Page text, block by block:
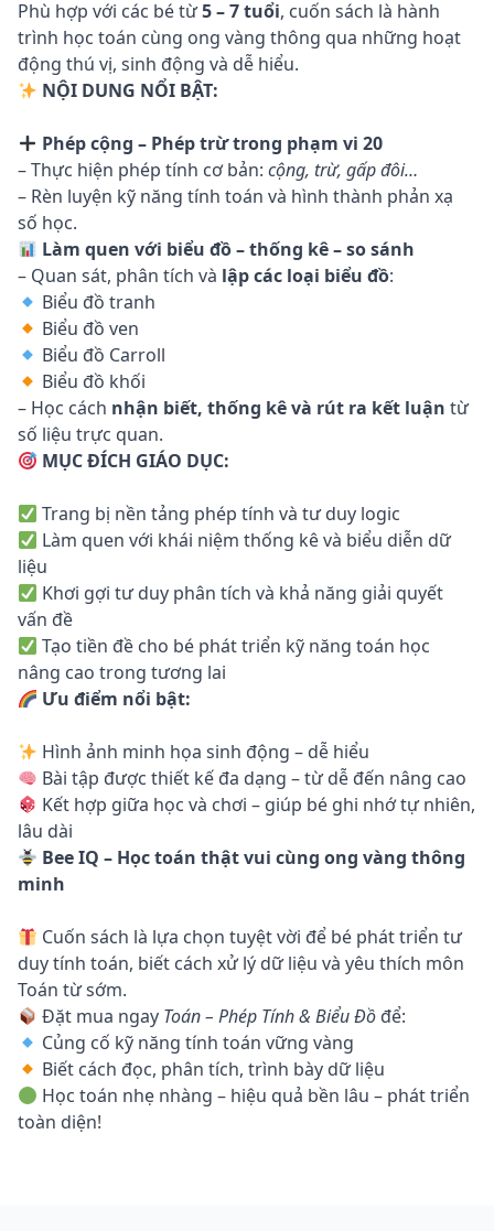
Phù hợp với các bé từ5 – 7 tuổi, cuốn sách là hành
trình học toán cùng ong vàng thông qua những hoạt
động thú vị, sinh động và dễ hiểu.
NỘI DUNG NỔI BẬT:
Phép cộng – Phép trừ trong phạm vi 20
– Thực hiện phép tính cơ bản: cộng, trừ, gấp đôi…
– Rèn luyện kỹ năng tính toán và hình thành phản xạ
số học.
Làm quen với biểu đồ – thống kê – so sánh
– Quan sát, phân tích và lập các loại biểu đồ:
Biểu đồ tranh
Biểu đồ ven
Biểu đồ Carroll
Biểu đồ khối
– Học cách nhận biết, thống kê và rút ra kết luận từ
số liệu trực quan.
MỤC ĐÍCH GIÁO DỤC:
Trang bị nền tảng phép tính và tư duy logic
Làm quen với khái niệm thống kê và biểu diễn dữ
liệu
Khơi gợi tư duy phân tích và khả năng giải quyết
vấn đề
Tạo tiền đề cho bé phát triển kỹ năng toán học
nâng cao trong tương lai
Ưu điểm nổi bật:
Hình ảnh minh họa sinh động – dễ hiểu
Bài tập được thiết kế đa dạng – từ dễ đến nâng cao
Kết hợp giữa học và chơi – giúp bé ghi nhớ tự nhiên,
lâu dài
Bee IQ – Học toán thật vui cùng ong vàng thông
minh
Cuốn sách là lựa chọn tuyệt vời để bé phát triển tư
duy tính toán, biết cách xử lý dữ liệu và yêu thích môn
Toán từ sớm.
Đặt mua ngay Toán – Phép Tính & Biểu Đồ để:
Củng cố kỹ năng tính toán vững vàng
Biết cách đọc, phân tích, trình bày dữ liệu
Học toán nhẹ nhàng – hiệu quả bền lâu – phát triển
toàn diện!